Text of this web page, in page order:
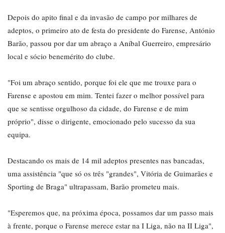
Depois do apito final e da invasão de campo por milhares de
adeptos, o primeiro ato de festa do presidente do Farense, António
Barão, passou por dar um abraço a Aníbal Guerreiro, empresário
local e sócio benemérito do clube.
"Foi um abraço sentido, porque foi ele que me trouxe para o
Farense e apostou em mim. Tentei fazer o melhor possível para
que se sentisse orgulhoso da cidade, do Farense e de mim
próprio", disse o dirigente, emocionado pelo sucesso da sua
equipa.
Destacando os mais de 14 mil adeptos presentes nas bancadas,
uma assistência "que só os três "grandes", Vitória de Guimarães e
Sporting de Braga" ultrapassam, Barão prometeu mais.
"Esperemos que, na próxima época, possamos dar um passo mais
à frente, porque o Farense merece estar na I Liga, não na II Liga",